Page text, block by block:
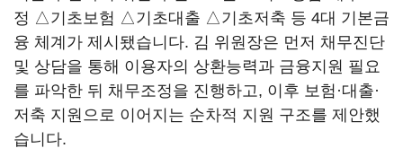
정 △기초보험 △기초대출 △기초저축 등 4대 기본금
융 체계가 제시됐습니다. 김 위원장은 먼저 채무진단
및 상담을 통해 이용자의 상환능력과 금융지원 필요
를 파악한 뒤 채무조정을 진행하고, 이후 보험·대출·
저축 지원으로 이어지는 순차적 지원 구조를 제안했
습니다.